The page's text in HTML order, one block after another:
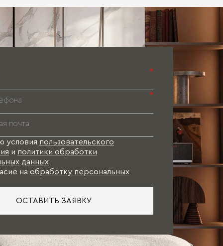
*
*
условия пользовательского
и политики обработки
данных
на обработку персональных
ОСТАВИТЬ ЗАЯВКУ